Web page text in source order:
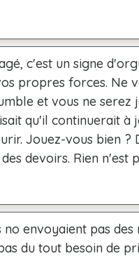
c'est un signe
propres forces. Ne
et vous ne serez
qu'il continuerait
Jouez-vous bien ?
devoirs. Rien n'est
no envoyaient pas
du tout besoin de